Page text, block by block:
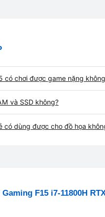
giá rẻ – Chiến
3050 giá rẻnằm ở GPU rời
đồ họa chân thực và hiệu
Revit,…
có chơi được game nặng
và SSD không?
có dùng được cho đồ họa
Gaming F15 i7-11800H